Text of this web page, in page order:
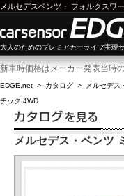
メルセデスベンツ ・ フォルクスワ
大人のためのプレミアカーライフ実現
新車時価格はメーカー発表当時
EDGE.net > カタログ > メルセデス
チック 4WD
メルセデス・ベンツ